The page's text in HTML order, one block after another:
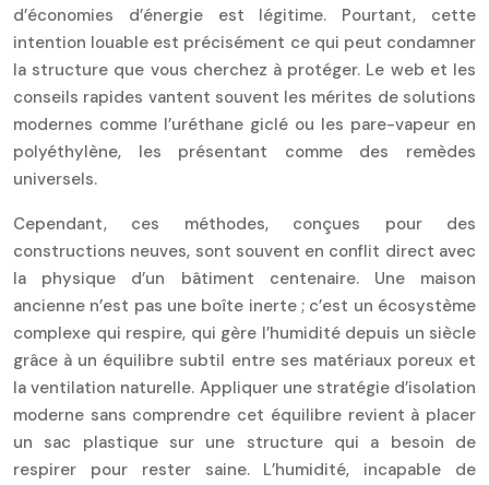
d’économies d’énergie est légitime. Pourtant, cette
intention louable est précisément ce qui peut condamner
la structure que vous cherchez à protéger. Le web et les
conseils rapides vantent souvent les mérites de solutions
modernes comme l’uréthane giclé ou les pare-vapeur en
polyéthylène, les présentant comme des remèdes
universels.
Cependant, ces méthodes, conçues pour des
constructions neuves, sont souvent en conflit direct avec
la physique d’un bâtiment centenaire. Une maison
ancienne n’est pas une boîte inerte ; c’est un écosystème
complexe qui respire, qui gère l’humidité depuis un siècle
grâce à un équilibre subtil entre ses matériaux poreux et
la ventilation naturelle. Appliquer une stratégie d’isolation
moderne sans comprendre cet équilibre revient à placer
un sac plastique sur une structure qui a besoin de
respirer pour rester saine. L’humidité, incapable de